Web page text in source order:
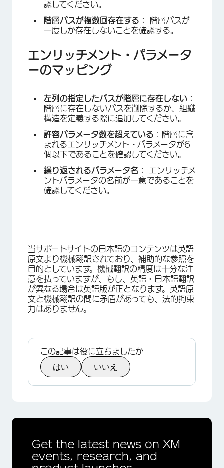
認してください。
階層パスが複数回存在する：
階層パスが
一度しか存在しないことを確認する。
エンリッチメント・パラメータ
ーのマッピング
左列の指定したパスが階層に存在しない：
階層に存在しないパスを削除するか、組織
構造を定義する際に追加してください。
許容パラメータ数を超えている ：階層に含
まれるエンリッチメント・パラメータが6
個以下であることを確認してください。
繰り返されるパラメータ名：
エンリッチメ
ントパラメータの名前が一意であることを
確認してください。
当サポートサイトの日本語のコンテンツは英語
原文より機械翻訳されており、補助的な参照を
目的としています。機械翻訳の精度は十分な注
意を払っていますが、もし、英語・日本語翻訳
が異なる場合は英語版が正となります。英語原
文と機械翻訳の間に矛盾があっても、法的拘束
力はありません。
この記事は役に立ちましたか
はい いいえ
Get the latest news on XM
events, research, and